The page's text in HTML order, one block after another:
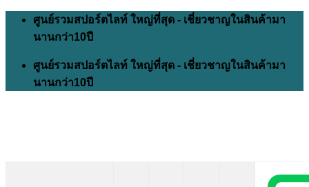
Skip
content
ศูนย์รวมสปอร์ตไลท์ ใหญ่ที่สุด - เชี่ยวชาญในสินค้ามา
นานกว่า10ปี
ศูนย์รวมสปอร์ตไลท์ ใหญ่ที่สุด - เชี่ยวชาญในสินค้ามา
นานกว่า10ปี